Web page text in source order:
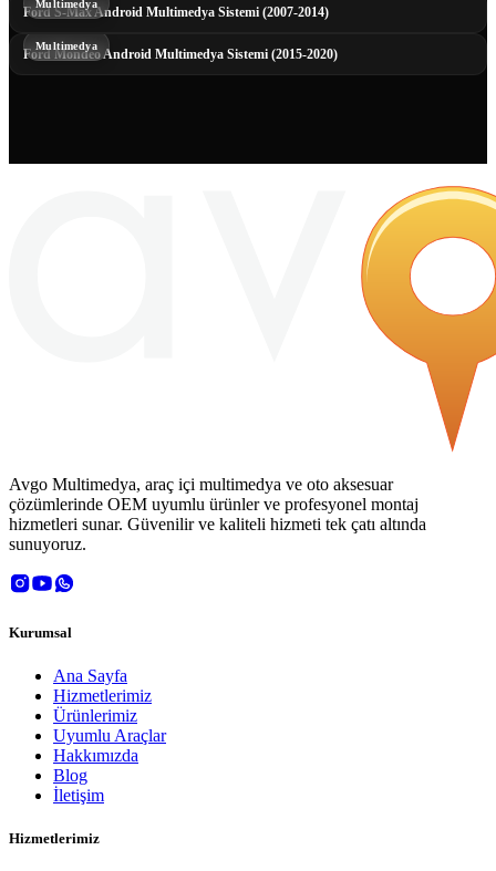
Ford S-Max Android Multimedya Sistemi (2007-2014)
Multimedya
Ford Mondeo Android Multimedya Sistemi (2015-2020)
Multimedya
Avgo Multimedya, araç içi multimedya ve oto aksesuar
çözümlerinde OEM uyumlu ürünler ve profesyonel montaj
hizmetleri sunar. Güvenilir ve kaliteli hizmeti tek çatı altında
sunuyoruz.
Kurumsal
Ana Sayfa
Hizmetlerimiz
Ürünlerimiz
Uyumlu Araçlar
Hakkımızda
Blog
İletişim
Hizmetlerimiz